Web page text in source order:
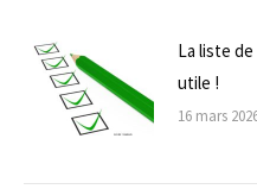
La liste
utile !
16 mars